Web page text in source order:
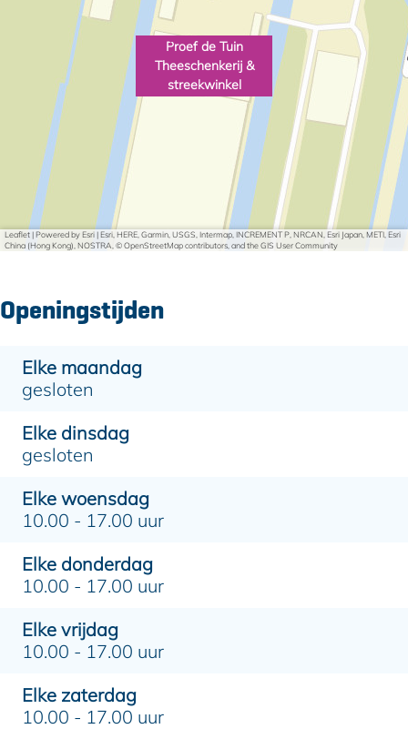
Proef de Tuin
Theeschenkerij &
streekwinkel
Leaflet|Powered by Esri | Esri, HERE, Garmin, USGS, Intermap, INCREMENT P, NRCAN, Esri Japan, METI, Esri
China (Hong Kong), NOSTRA, © OpenStreetMap contributors, and the GIS User Community
Openingstijden
Elke maandag
gesloten
Elke dinsdag
gesloten
Elke woensdag
10.00 - 17.00 uur
Elke donderdag
10.00 - 17.00 uur
Elke vrijdag
10.00 - 17.00 uur
Elke zaterdag
10.00 - 17.00 uur